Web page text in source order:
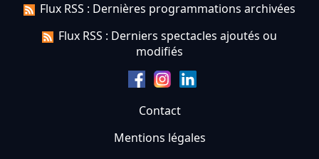
Flux RSS : Dernières programmations archivées
Flux RSS : Derniers spectacles ajoutés ou
modifiés
Contact
Mentions légales